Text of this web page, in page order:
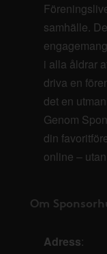
samhälle.
i alla åldrar
driva en
det en
Genom
din
online –
Om
Adress: